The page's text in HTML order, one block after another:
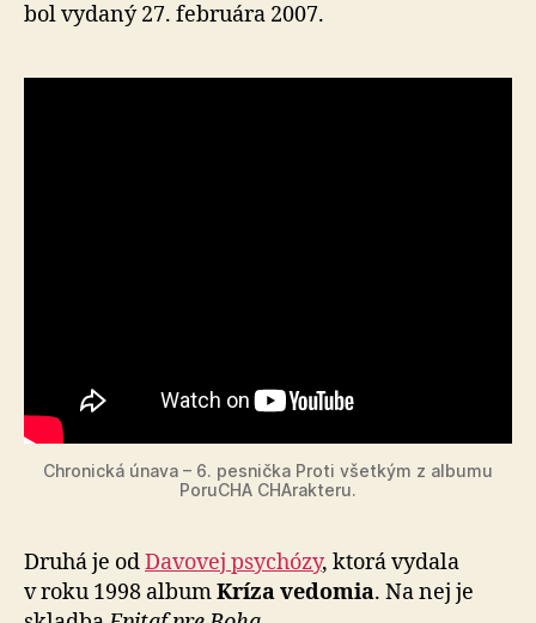
bol vydaný 27. feb­ru­ára 2007.
Chronická únava – 6. pes­nička Proti všet­kým z al­bu­mu
Poru­CHA CHA­rak­teru.
Druhá je odDavovej psychózy, ktorá vydala
v roku 1998 albumKríza vedomia. Na nej je